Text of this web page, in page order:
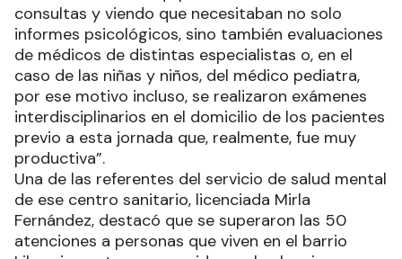
consultas y viendo que necesitaban no solo
informes psicológicos, sino también evaluaciones
de médicos de distintas especialistas o, en el
caso de las niñas y niños, del médico pediatra,
por ese motivo incluso, se realizaron exámenes
interdisciplinarios en el domicilio de los pacientes
previo a esta jornada que, realmente, fue muy
productiva”.
Una de las referentes del servicio de salud mental
de ese centro sanitario, licenciada Mirla
Fernández, destacó que se superaron las 50
atenciones a personas que viven en el barrio